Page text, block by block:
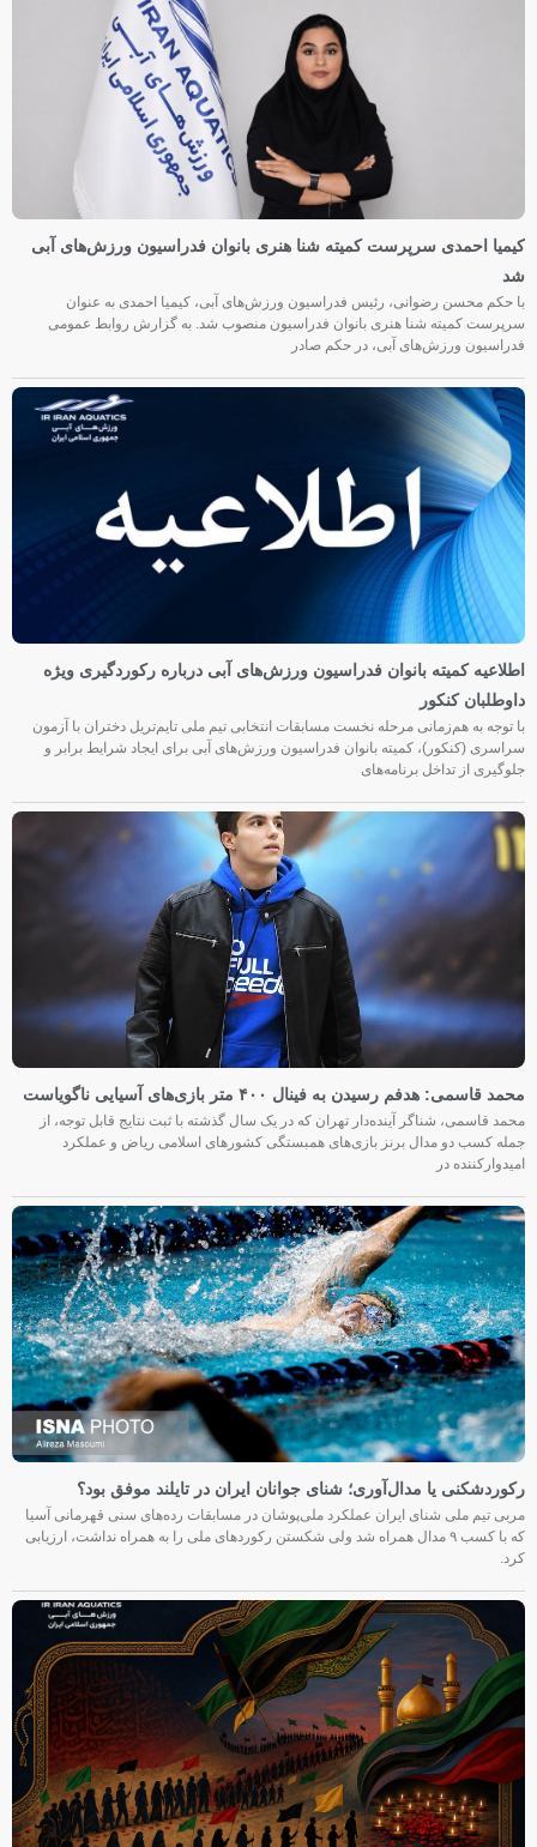
کیمیا احمدی سرپرست کمیته شنا هنری بانوان فدراسیون ورزش‌های آبی
شد
با حکم محسن رضوانی، رئیس فدراسیون ورزش‌های آبی، کیمیا احمدی به عنوان
سرپرست کمیته شنا هنری بانوان فدراسیون منصوب شد. به گزارش روابط عمومی
فدراسیون ورزش‌های آبی، در حکم صادر
اطلاعیه کمیته بانوان فدراسیون ورزش‌های آبی درباره رکوردگیری ویژه
داوطلبان کنکور
با توجه به هم‌زمانی مرحله نخست مسابقات انتخابی تیم ملی تایم‌تریل دختران با آزمون
سراسری (کنکور)، کمیته بانوان فدراسیون ورزش‌های آبی برای ایجاد شرایط برابر و
جلوگیری از تداخل برنامه‌های
محمد قاسمی: هدفم رسیدن به فینال ۴۰۰ متر بازی‌های آسیایی ناگویاست
محمد قاسمی، شناگر آینده‌دار تهران که در یک سال گذشته با ثبت نتایج قابل توجه، از
جمله کسب دو مدال برنز بازی‌های همبستگی کشورهای اسلامی ریاض و عملکرد
امیدوارکننده در
رکوردشکنی یا مدال‌آوری؛ شنای جوانان ایران در تایلند موفق بود؟
مربی تیم ملی شنای ایران عملکرد ملی‌پوشان در مسابقات رده‌های سنی قهرمانی آسیا
که با کسب ۹ مدال همراه شد ولی شکستن رکوردهای ملی را به همراه نداشت، ارزیابی
کرد.